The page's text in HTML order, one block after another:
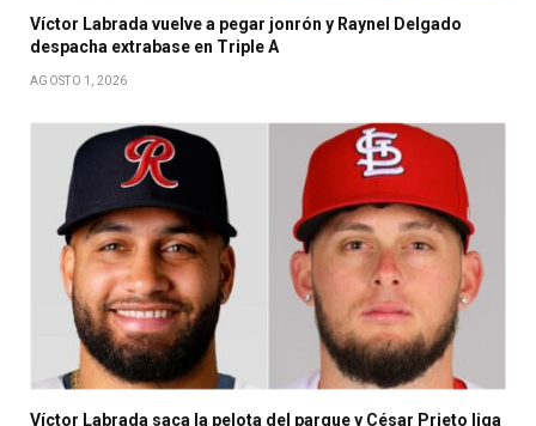
Víctor Labrada vuelve a pegar jonrón y Raynel Delgado
despacha extrabase en Triple A
AGOSTO 1, 2026
Víctor Labrada saca la pelota del parque y César Prieto liga